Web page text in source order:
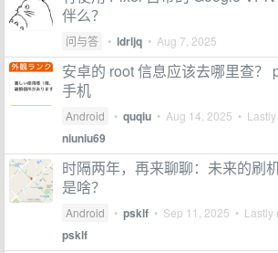
伴么？
问与答 • ldrljq • Aug 7, 2025
安卓的 root 信息应该去哪里查？
手机
Android • quqiu • Aug 14, 2025 •
niuniu69
时隔两年，再来聊聊：未来的刷
是啥？
Android • psklf • Sep 11, 2025 • Lastly
psklf